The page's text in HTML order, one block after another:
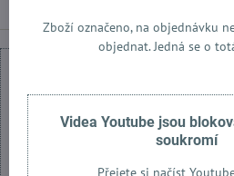
Externí obsah je
Zboží označeno, na objednávku
objednat. Jedná se o
Videa Youtube jsou
soukromí
Přejete si načíst